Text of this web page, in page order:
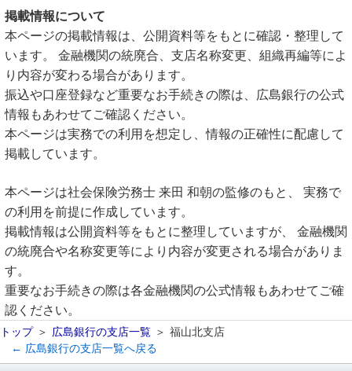
掲載情報について
本ページの掲載情報は、公開資料等をもとに確認・整理して
います。 金融機関の統廃合、支店名称変更、組織再編等によ
り内容が変わる場合があります。
振込や口座登録など重要なお手続きの際は、広島銀行の公式
情報もあわせてご確認ください。
本ページは実務での利用を想定し、情報の正確性に配慮して
掲載しています。
本ページは社会保険労務士 来田 和朝の監修のもと、 実務で
の利用を前提に作成しています。
掲載情報は公開資料等をもとに整理していますが、 金融機関
の統廃合や名称変更等により内容が変更される場合がありま
す。
重要なお手続きの際は各金融機関の公式情報もあわせてご確
認ください。
トップ 広島銀行の支店一覧
福山北支店
← 広島銀行の支店一覧へ戻る